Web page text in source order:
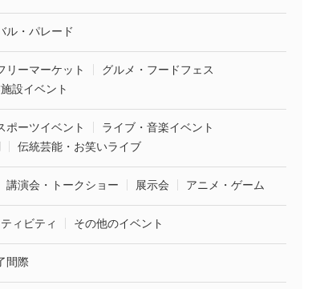
ル・パレード
リーマーケット
グルメ・フードフェス
設イベント
ポーツイベント
ライブ・音楽イベント
伝統芸能・お笑いライブ
講演会・トークショー 展示会 アニメ・ゲーム
ィビティ その他のイベント
間際